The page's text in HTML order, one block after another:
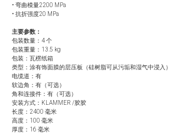
• 弯曲模量2200 MPa
• 抗折强度20 MPa
主要参数：
包装数量：4 个
包装重量：13.5 kg
包装：瓦楞纸箱
类型：涂有饰面膜的层压板（硅树脂可从污垢和湿气中浸入）
电缆道：有
软边角：有（可选）
角和连接件：有（可选）
安装方式：KLAMMER /胶胶
长度：2400 毫米
高度：100 毫米
厚度：16 毫米